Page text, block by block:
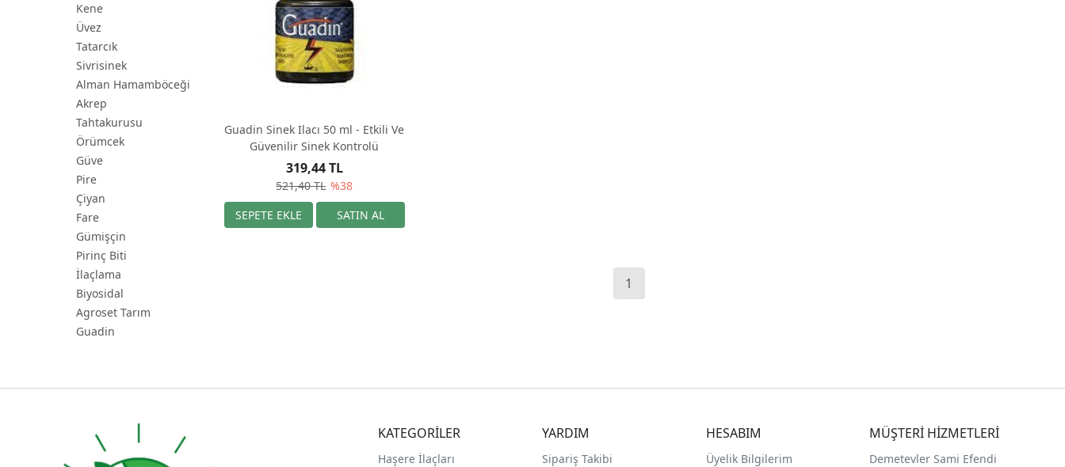
Kene
Üvez
Tatarcık
Sivrisinek
Alman Hamamböceği
Akrep
Tahtakurusu
Örümcek
Güve
Pire
Çiyan
Fare
Gümişçin
Pirinç Biti
İlaçlama
Biyosidal
Agroset Tarım
Guadin
Guadin Sinek Ilacı 50 ml - Etkili Ve
Güvenilir Sinek Kontrolü
521,40 TL %38
319,44 TL
1
KATEGORİLER
Haşere İlaçları
YARDIM
Sipariş Takibi
HESABIM
Üyelik Bilgilerim
MÜŞTERİ HİZMETLERİ
Demetevler Sami Efendi